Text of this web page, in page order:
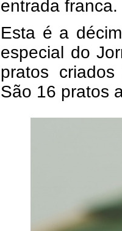
entrada franca.
Esta é a
especial do
pratos
São 16 pratos